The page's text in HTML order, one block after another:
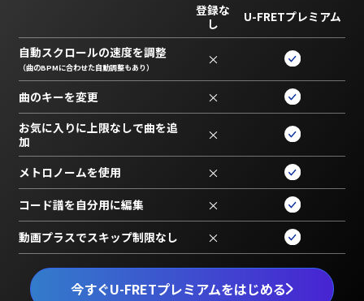
今すぐU-FRETプレミアムをはじめる
登録な
し
U-FRETプレミアム
自動スクロールの速度を調整
（曲のBPMに合わせた自動調整もあり） ×
曲のキーを変更 ×
お気に入りに上限なしで曲を追
加
×
メトロノームを使用 ×
コード譜を自分用に編集 ×
動画プラスでスキップ制限なし ×